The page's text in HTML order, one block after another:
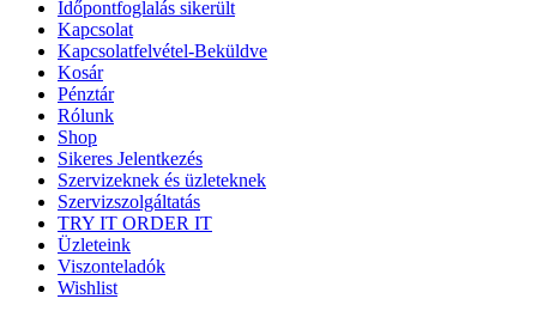
Időpontfoglalás sikerült
Kapcsolat
Kapcsolatfelvétel-Beküldve
Kosár
Pénztár
Rólunk
Shop
Sikeres Jelentkezés
Szervizeknek és üzleteknek
Szervizszolgáltatás
TRY IT ORDER IT
Üzleteink
Viszonteladók
Wishlist